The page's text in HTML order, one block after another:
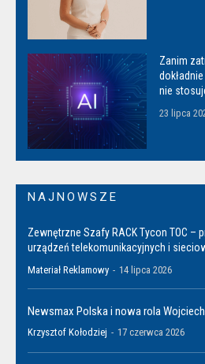
Zanim
nie
23 lipca
NAJNOWSZE
Zewnętrzne Szafy RACK Tycon TOC –
urządzeń telekomunikacyjnych i
Materiał Reklamowy - 14 lipca 2026
Newsmax Polska i nowa rola
Krzysztof Kołodziej - 17 czerwca 2026